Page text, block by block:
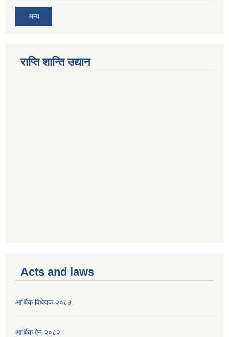
अन्य
राप्ति शान्ति उद्यान
Acts and laws
आर्थिक विधेयक २०८३
आर्थिक ऐन २०८२